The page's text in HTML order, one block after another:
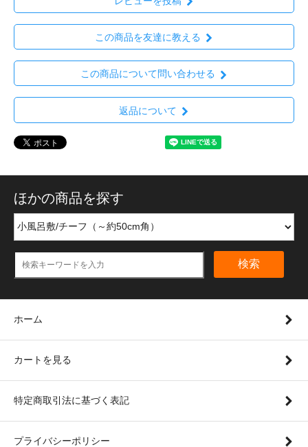
この商品を友達に教える
この商品について問い合わせる
返品について
ほかの商品を探す
検索
ホーム
カートを見る
特定商取引法に基づく表記
プライバシーポリシー